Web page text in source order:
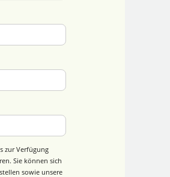
zur Verfügung
Sie können sich
sowie unsere